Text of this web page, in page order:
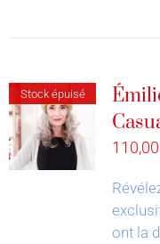
Stock épuisé
110,00
ont la